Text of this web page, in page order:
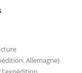
Allemagne)